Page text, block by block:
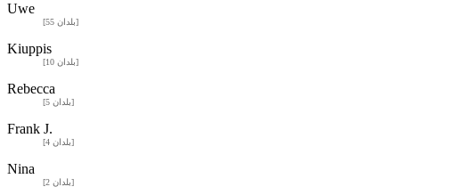
Uwe
[55 بلدان]
Kiuppis
[10 بلدان]
Rebecca
[5 بلدان]
Frank J.
[4 بلدان]
Nina
[2 بلدان]